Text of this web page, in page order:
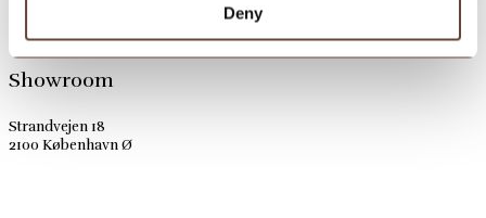
Deny
Showroom
Strandvejen 18
2100 København Ø